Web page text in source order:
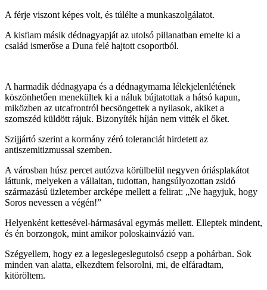
A férje viszont képes volt, és túlélte a munkaszolgálatot.
A kisfiam másik dédnagyapját az utolsó pillanatban emelte ki a
család ismerőse a Duna felé hajtott csoportból.
A harmadik dédnagyapa és a dédnagymama lélekjelenlétének
köszönhetően menekültek ki a náluk bújtatottak a hátsó kapun,
miközben az utcafrontról becsöngettek a nyilasok, akiket a
szomszéd küldött rájuk. Bizonyíték híján nem vitték el őket.
Szijjártó szerint a kormány zéró toleranciát hirdetett az
antiszemitizmussal szemben.
A városban húsz percet autózva körülbelül negyven óriásplakátot
láttunk, melyeken a vállaltan, tudottan, hangsúlyozottan zsidó
származású üzletember arcképe mellett a felirat: „Ne hagyjuk, hogy
Soros nevessen a végén!”
Helyenként kettesével-hármasával egymás mellett. Elleptek mindent,
és én borzongok, mint amikor poloskainvázió van.
Szégyellem, hogy ez a legeslegeslegutolsó csepp a pohárban. Sok
minden van alatta, elkezdtem felsorolni, mi, de elfáradtam,
kitöröltem.